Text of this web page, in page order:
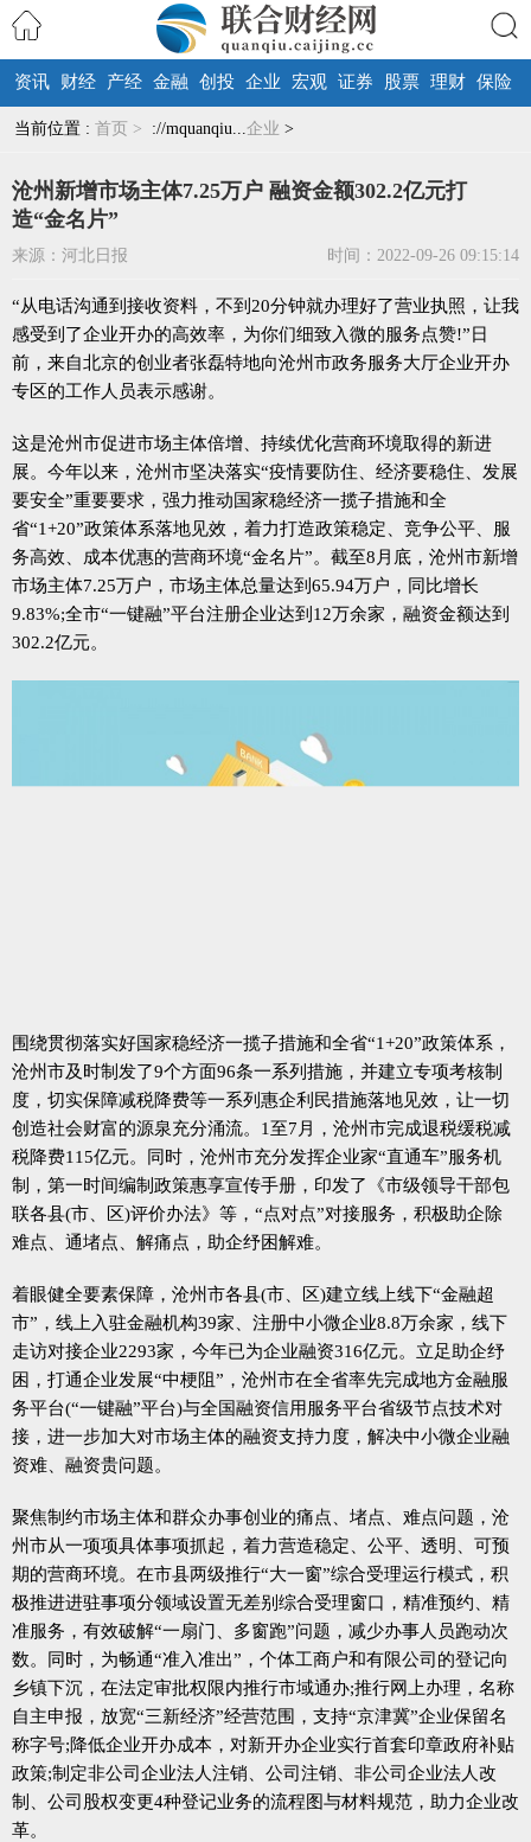
搜索
资讯 财经 产经 金融 创投 企业 宏观 证券 股票 理财 保险
当前位置 : 首页 > ://mquanqiu...企业 >
沧州新增市场主体7.25万户 融资金额302.2亿元打
造“金名片”
来源：河北日报 时间：2022-09-26 09:15:14
“从电话沟通到接收资料，不到20分钟就办理好了营业执照，让我
感受到了企业开办的高效率，为你们细致入微的服务点赞!”日
前，来自北京的创业者张磊特地向沧州市政务服务大厅企业开办
专区的工作人员表示感谢。
这是沧州市促进市场主体倍增、持续优化营商环境取得的新进
展。今年以来，沧州市坚决落实“疫情要防住、经济要稳住、发展
要安全”重要要求，强力推动国家稳经济一揽子措施和全
省“1+20”政策体系落地见效，着力打造政策稳定、竞争公平、服
务高效、成本优惠的营商环境“金名片”。截至8月底，沧州市新增
市场主体7.25万户，市场主体总量达到65.94万户，同比增长
9.83%;全市“一键融”平台注册企业达到12万余家，融资金额达到
302.2亿元。
围绕贯彻落实好国家稳经济一揽子措施和全省“1+20”政策体系，
沧州市及时制发了9个方面96条一系列措施，并建立专项考核制
度，切实保障减税降费等一系列惠企利民措施落地见效，让一切
创造社会财富的源泉充分涌流。1至7月，沧州市完成退税缓税减
税降费115亿元。同时，沧州市充分发挥企业家“直通车”服务机
制，第一时间编制政策惠享宣传手册，印发了《市级领导干部包
联各县(市、区)评价办法》等，“点对点”对接服务，积极助企除
难点、通堵点、解痛点，助企纾困解难。
着眼健全要素保障，沧州市各县(市、区)建立线上线下“金融超
市”，线上入驻金融机构39家、注册中小微企业8.8万余家，线下
走访对接企业2293家，今年已为企业融资316亿元。立足助企纾
困，打通企业发展“中梗阻”，沧州市在全省率先完成地方金融服
务平台(“一键融”平台)与全国融资信用服务平台省级节点技术对
接，进一步加大对市场主体的融资支持力度，解决中小微企业融
资难、融资贵问题。
聚焦制约市场主体和群众办事创业的痛点、堵点、难点问题，沧
州市从一项项具体事项抓起，着力营造稳定、公平、透明、可预
期的营商环境。在市县两级推行“大一窗”综合受理运行模式，积
极推进进驻事项分领域设置无差别综合受理窗口，精准预约、精
准服务，有效破解“一扇门、多窗跑”问题，减少办事人员跑动次
数。同时，为畅通“准入准出”，个体工商户和有限公司的登记向
乡镇下沉，在法定审批权限内推行市域通办;推行网上办理，名称
自主申报，放宽“三新经济”经营范围，支持“京津冀”企业保留名
称字号;降低企业开办成本，对新开办企业实行首套印章政府补贴
政策;制定非公司企业法人注销、公司注销、非公司企业法人改
制、公司股权变更4种登记业务的流程图与材料规范，助力企业改
革。